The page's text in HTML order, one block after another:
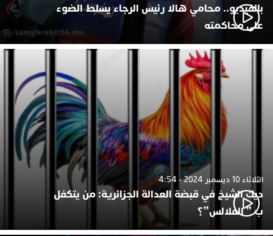
بالفيديو.. محامي هالا رئيس الرجاء يسلط الضوء
على محاكمته
الثلاثاء 10 ديسمبر 2024 - 4:54
ديك الشيخ في قبضة العدالة الجزائرية: من يتكفل
ب ” الفلالس”؟